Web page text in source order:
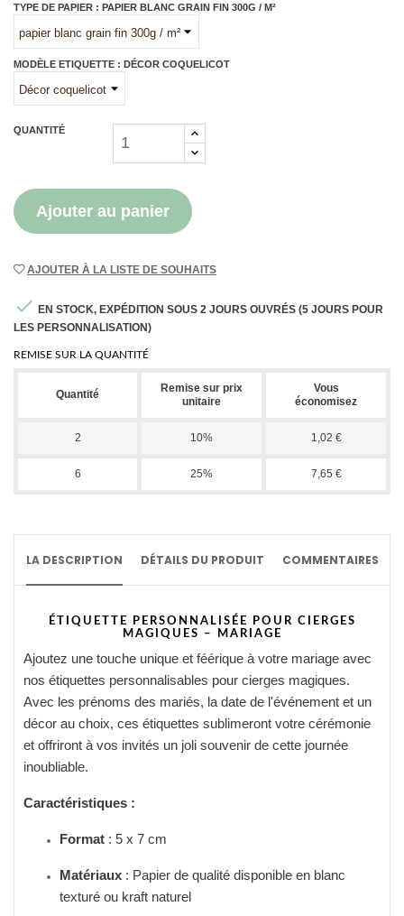
TYPE DE PAPIER : PAPIER BLANC GRAIN FIN 300G / M²
MODÈLE ETIQUETTE : DÉCOR COQUELICOT
QUANTITÉ
Ajouter au panier
AJOUTER À LA LISTE DE SOUHAITS
 EN STOCK, EXPÉDITION SOUS 2 JOURS OUVRÉS (5 JOURS POUR
LES PERSONNALISATION)
REMISE SUR LA QUANTITÉ
Quantité
Remise sur prix
unitaire
Vous
économisez
2 10% 1,02 €
6 25% 7,65 €
LA DESCRIPTION DÉTAILS DU PRODUIT COMMENTAIRES
ÉTIQUETTE PERSONNALISÉE POUR CIERGES
MAGIQUES – MARIAGE
Ajoutez une touche unique et féérique à votre mariage avec
nos étiquettes personnalisables pour cierges magiques.
Avec les prénoms des mariés, la date de l'événement et un
décor au choix, ces étiquettes sublimeront votre cérémonie
et offriront à vos invités un joli souvenir de cette journée
inoubliable.
Caractéristiques :
Format : 5 x 7 cm
Matériaux : Papier de qualité disponible en blanc
texturé ou kraft naturel